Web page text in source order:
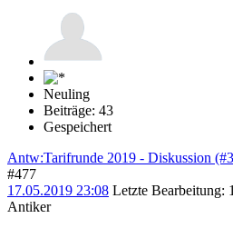
Neuling
Beiträge: 43
Gespeichert
Antw:Tarifrunde 2019 - Diskussion
#477
17.05.2019 23:08 Letzte Bearbeitung:
Antiker